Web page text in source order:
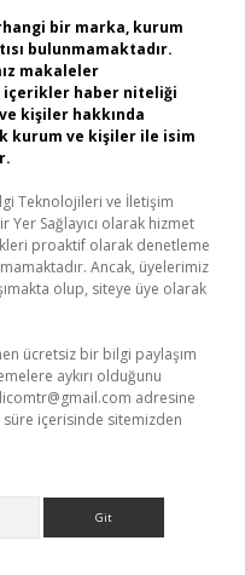
bir marka, kurum
bulunmamaktadır.
makaleler
içerikler haber niteliği
kişiler hakkında
kurum ve kişiler ile isim
Teknolojileri ve İletişim
Yer Sağlayıcı olarak hizmet
proaktif olarak denetleme
Ancak, üyelerimiz
olup, siteye üye olarak
ücretsiz bir bilgi paylaşım
aykırı olduğunu
adresine
içerisinde sitemizden